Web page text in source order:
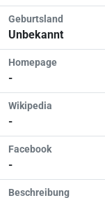
Geburtsland
Unbekannt
Homepage
-
Wikipedia
-
Facebook
-
Beschreibung